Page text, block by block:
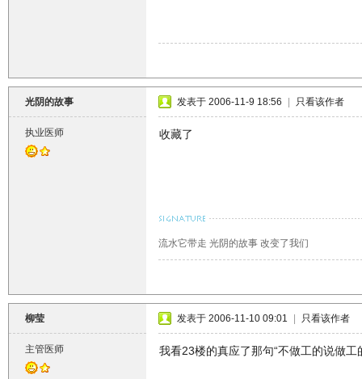
光阴的故事
执业医师
发表于 2006-11-9 18:56 只看该作者
收藏了
流水它带走 光阴的故事 改变了我们
柳莹
主管医师
发表于 2006-11-10 09:01 只看该作者
我看23楼的真应了那句“不做工的说做